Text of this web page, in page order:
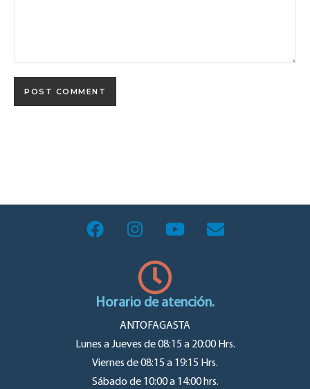
Horario de atención.
ANTOFAGASTA
Lunes a Jueves de 08:15 a 20:00 Hrs.
Viernes de 08:15 a 19:15 Hrs.
Sábado de 10:00 a 14:00 hrs.